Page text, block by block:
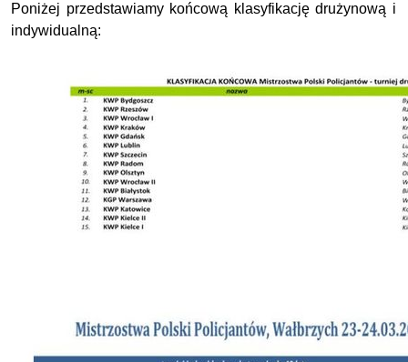
Poniżej przedstawiamy końcową klasyfikację drużynową i
indywidualną: